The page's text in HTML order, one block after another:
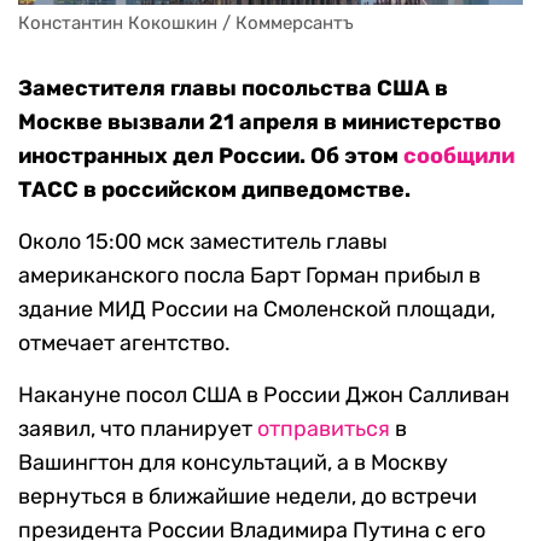
Константин Кокошкин / Коммерсантъ
Заместителя главы посольства США в
Москве вызвали 21 апреля в министерство
иностранных дел России. Об этом сообщили
ТАСС в российском дипведомстве.
Около 15:00 мск заместитель главы
американского посла Барт Горман прибыл в
здание МИД России на Смоленской площади,
отмечает агентство.
Накануне посол США в России Джон Салливан
заявил, что планирует отправиться в
Вашингтон для консультаций, а в Москву
вернуться в ближайшие недели, до встречи
президента России Владимира Путина с его